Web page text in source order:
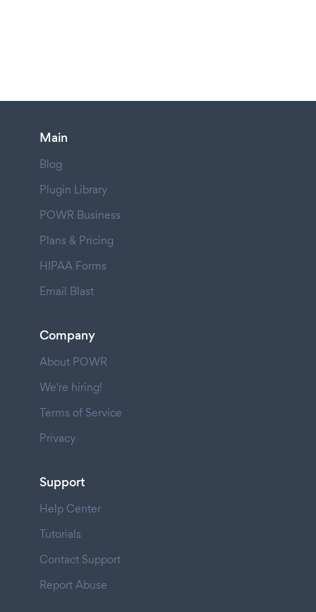
Main
Blog
Plugin Library
POWR Business
Plans & Pricing
HIPAA Forms
Email Blast
Company
About POWR
We're hiring!
Terms of Service
Privacy
Support
Help Center
Tutorials
Contact Support
Report Abuse